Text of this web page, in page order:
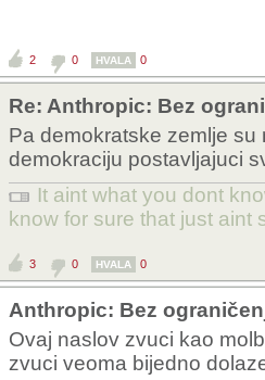
2 0 HVALA 0
Re: Anthropic: Bez
Pa demokratske zemlje
demokraciju postavljajuci
It aint what you dont
know for sure that just aint
3 0 HVALA 0
Anthropic: Bez
Ovaj naslov zvuci kao
zvuci veoma bijedno